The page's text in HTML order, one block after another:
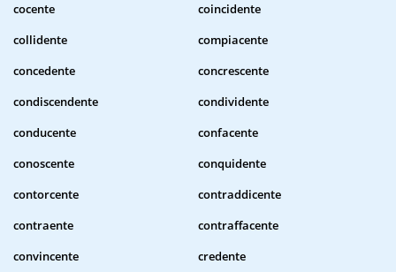
cocente
coincidente
collidente
compiacente
concedente
concrescente
condiscendente
condividente
conducente
confacente
conoscente
conquidente
contorcente
contraddicente
contraente
contraffacente
convincente
credente